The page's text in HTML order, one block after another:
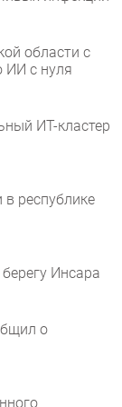
области с
ИИ с нуля
ИТ-кластер
республике
Инсара
о